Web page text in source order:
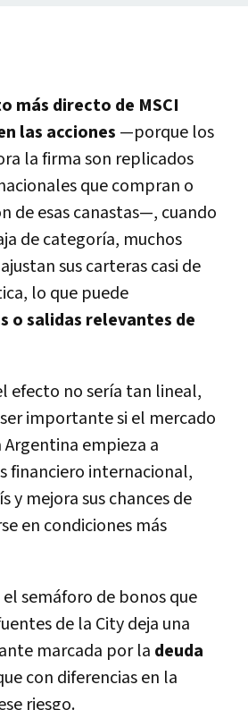
más directo de MSCI
las acciones —porque los
la firma son replicados
que compran o
de esas canastas—, cuando
de categoría, muchos
sus carteras casi de
lo que puede
o salidas relevantes de
efecto no sería tan lineal,
importante si el mercado
empieza a
financiero internacional,
y mejora sus chances de
en condiciones más
semáforo de bonos que
de la City deja una
marcada por la deuda
con diferencias en la
riesgo.